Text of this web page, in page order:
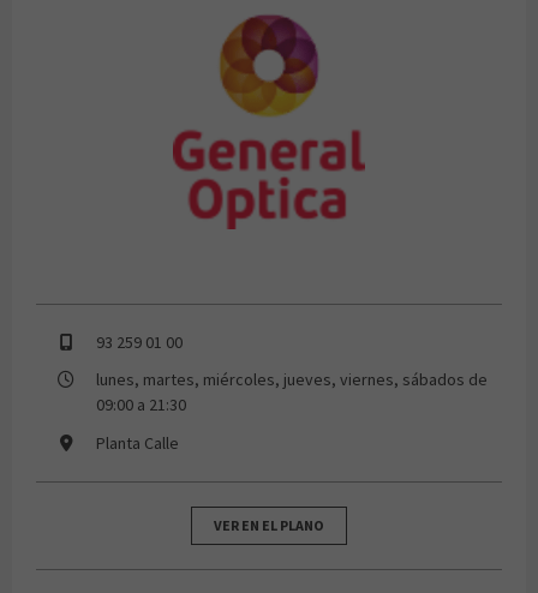
GENERAL OPTICA
93 259 01 00
lunes, martes, miércoles, jueves, viernes, sábados de
09:00 a 21:30
Planta Calle
VER EN EL PLANO